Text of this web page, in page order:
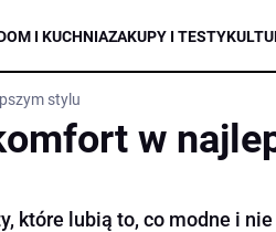
I KUCHNIAZAKUPY I TESTY
stylu
w
które lubią to, co modne i